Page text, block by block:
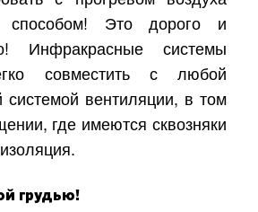
способом! Это дорого и
Инфракрасные системы
совместить с любой
вентиляции, в том
где имеются сквозняки
грудью!